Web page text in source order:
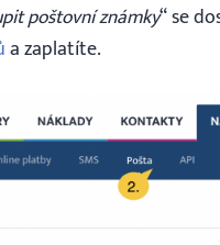
poštovní známky“ se
a zaplatíte.